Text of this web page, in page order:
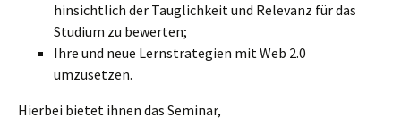
hinsichtlich der Tauglichkeit und Relevanz für das
Studium zu bewerten;
Ihre und neue Lernstrategien mit Web 2.0
umzusetzen.
Hierbei bietet ihnen das Seminar,